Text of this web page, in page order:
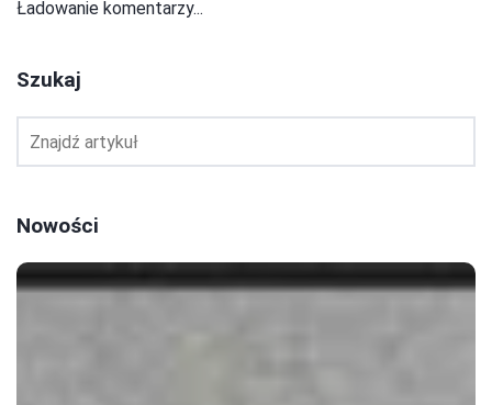
Ładowanie komentarzy...
Szukaj
Nowości